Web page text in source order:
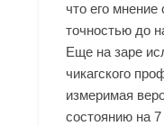
что его мнение
точностью до
Еще на заре
чикагского
измеримая
состоянию на